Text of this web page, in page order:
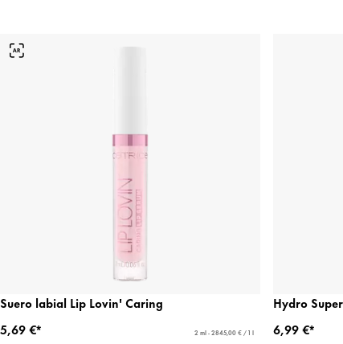
Suero labial Lip Lovin' Caring
5,69 €*
2 ml - 2845,00 € / 1 l
Hydro
6,99 €*